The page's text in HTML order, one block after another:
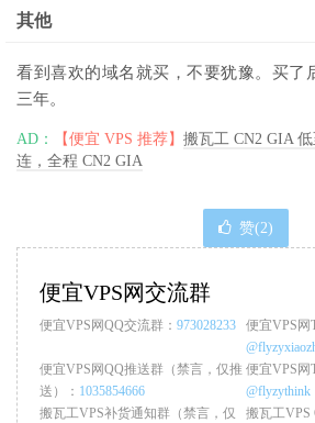
其他
看到喜欢的域名就买，不要犹豫。买了
三年。
AD： 【便宜 VPS 推荐】 搬瓦工 CN2 GIA
连，全程 CN2 GIA
赞(2)
便宜VPS网交流群
便宜VPS网QQ交流群： 973028233
便宜VPS网
便宜VPS网QQ推送群（禁言，仅推
送）： 1035854666
便宜VPS网
@flyzythink
搬瓦工VPS补货通知群（禁言，仅
搬瓦工VPS